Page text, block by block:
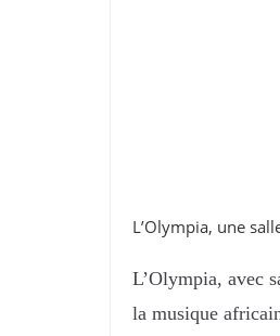
L’Olympia, une
L’Olympia, avec
la musique